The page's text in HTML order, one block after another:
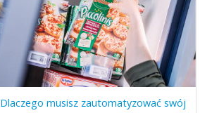
Dlaczego musisz zautomatyzować swój